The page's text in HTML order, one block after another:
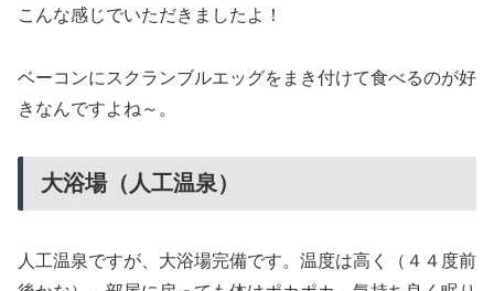
こんな感じでいただきましたよ！
ベーコンにスクランブルエッグをまき付けて食べるのが好
きなんですよね～。
大浴場（人工温泉）
人工温泉ですが、大浴場完備です。温度は高く（４４度前